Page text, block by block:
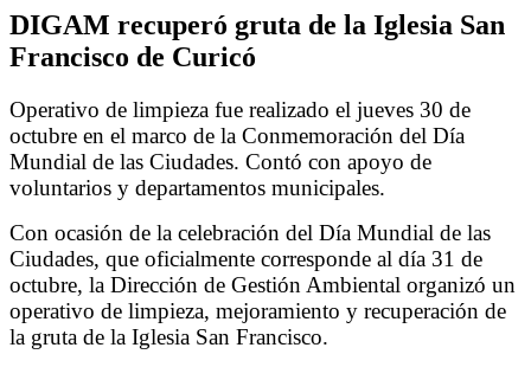
DIGAM recuperó gruta de la Iglesia San
Francisco de Curicó
Operativo de limpieza fue realizado el jueves 30 de
octubre en el marco de la Conmemoración del Día
Mundial de las Ciudades. Contó con apoyo de
voluntarios y departamentos municipales.
Con ocasión de la celebración del Día Mundial de las
Ciudades, que oficialmente corresponde al día 31 de
octubre, la Dirección de Gestión Ambiental organizó un
operativo de limpieza, mejoramiento y recuperación de
la gruta de la Iglesia San Francisco.